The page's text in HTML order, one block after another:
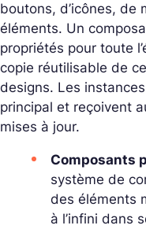
boutons, d’icônes, de
éléments. Un
propriétés pour toute
copie réutilisable de
designs. Les
principal et reçoivent
mises à jour.
Composants
système de
des éléments
à l’infini dans